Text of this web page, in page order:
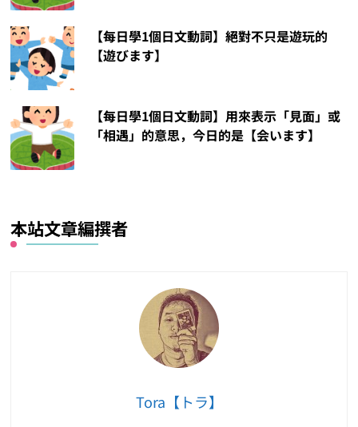
【每日學1個日文動詞】絕對不只是遊玩的
【遊びます】
【每日學1個日文動詞】用來表示「見面」或
「相遇」的意思，今日的是【会います】
本站文章編撰者
Tora【トラ】